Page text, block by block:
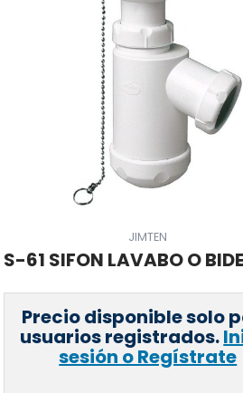
JIMTEN
S-61 SIFON LAVABO O
Precio disponible solo
usuarios registrados.
sesión o Regístrate